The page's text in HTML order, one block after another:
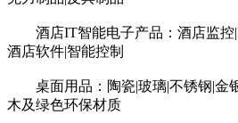
酒店IT智能电子产品：酒店监控
酒店软件|智能控制
桌面用品：陶瓷|玻璃|不锈钢|金
木及绿色环保材质